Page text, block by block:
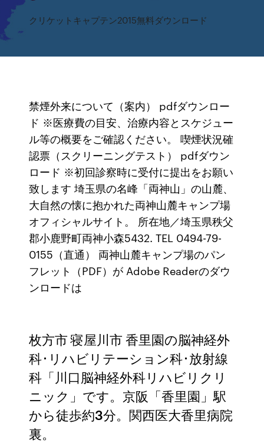
クリケットキャプテン2015無料ダウンロード
禁煙外来について（案内） pdfダウンロー
ド ※医療費の目安、治療内容とスケジュー
ル等の概要をご確認ください。 喫煙状況確
認票（スクリーニングテスト） pdfダウン
ロード ※初回診察時に受付に提出をお願い
致します 埼玉県の名峰「両神山」の山麓、
大自然の懐に抱かれた両神山麓キャンプ場
オフィシャルサイト。 所在地／埼玉県秩父
郡小鹿野町両神小森5432. TEL 0494-79-
0155（直通） 両神山麓キャンプ場のパン
フレット（PDF）が Adobe Readerのダウ
ンロードは
枚方市 寝屋川市 香里園の脳神経外
科･リハビリテーション科･放射線
科「川口脳神経外科リハビリクリ
ニック」です。京阪「香里園」駅
から徒歩約3分。関西医大香里病院
裏。